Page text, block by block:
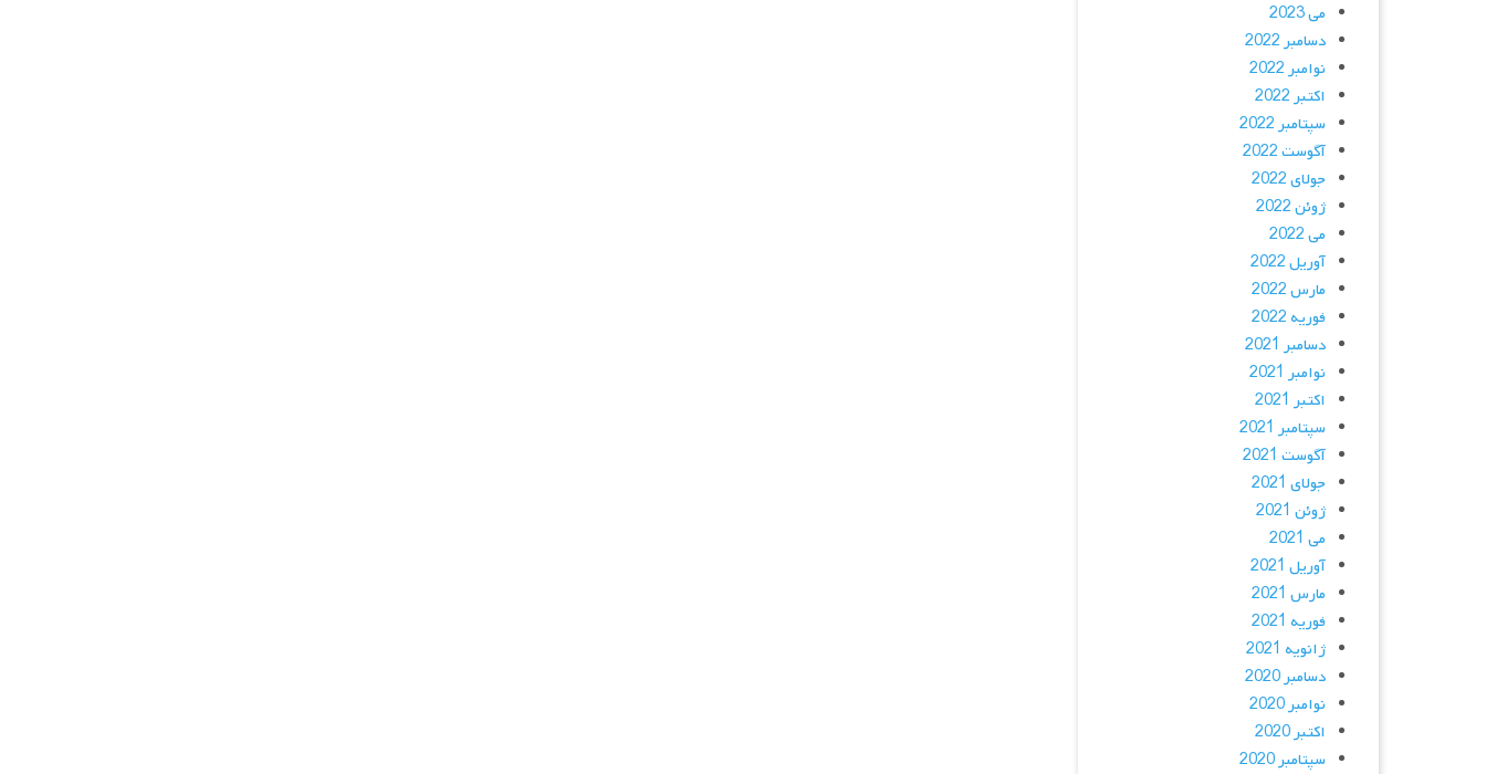
می 2023
دسامبر 2022
نوامبر 2022
اکتبر 2022
سپتامبر 2022
آگوست 2022
جولای 2022
ژوئن 2022
می 2022
آوریل 2022
مارس 2022
فوریه 2022
دسامبر 2021
نوامبر 2021
اکتبر 2021
سپتامبر 2021
آگوست 2021
جولای 2021
ژوئن 2021
می 2021
آوریل 2021
مارس 2021
فوریه 2021
ژانویه 2021
دسامبر 2020
نوامبر 2020
اکتبر 2020
سپتامبر 2020